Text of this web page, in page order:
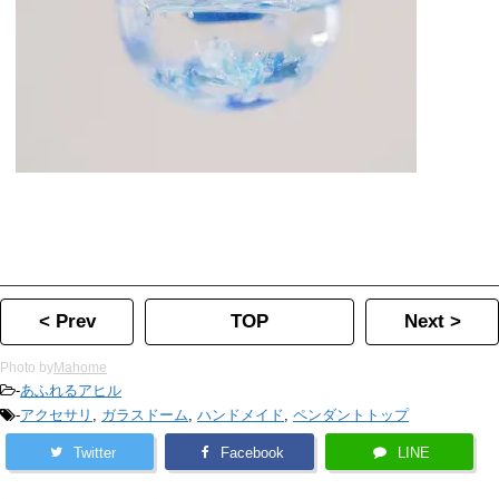
< Prev TOP Next >
Photo byMahome
-あふれるアヒル
-アクセサリ , ガラスドーム, ハンドメイド, ペンダントトップ
Twitter Facebook LINE